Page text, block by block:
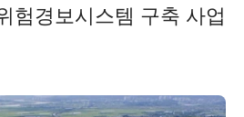
험경보시스템 구축 사업